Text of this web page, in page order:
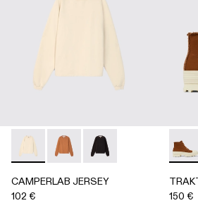
CAMPERLAB JERSEY -
CAMPERLAB JERSEY -
CAMPERLAB
CAMPERLAB JERSEY
102 €
150 €